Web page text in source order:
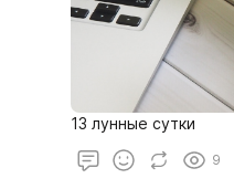
13 лунные сутки
9